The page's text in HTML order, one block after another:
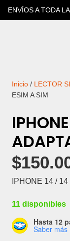
ENVÍOS A TODA
Inicio / LECTOR
ESIM A SIM
$
IPHONE 14 /
11 disponibles
Hasta 12
Saber más